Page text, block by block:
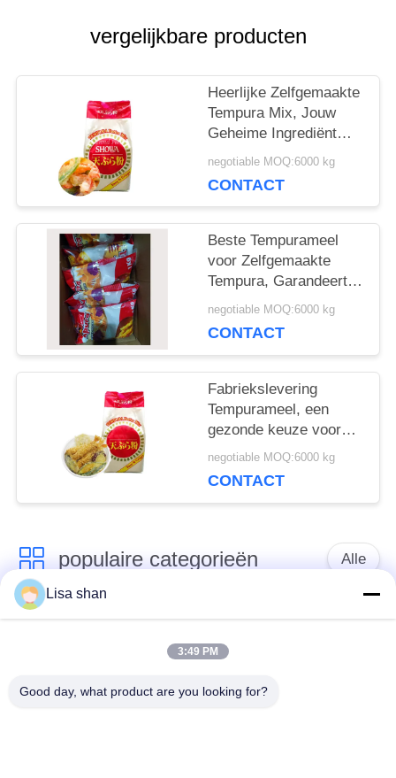
OFFERTE
SITEMAP
PRIVACYBELEID
vergelijkbare producten
​Heerlijke Zelfgemaakte
Tempura Mix, Jouw
Geheime Ingrediënt
voor het Creëren van
Onweerstaanbare
negotiable MOQ:6000 kg
CONTACT
Beste Tempurameel
voor Zelfgemaakte
Tempura, Garandeert
een Knapperige
Perfect Gegaarde
negotiable MOQ:6000 kg
CONTACT
Fabriekslevering
Tempurameel, een
gezonde keuze voor
het creëren van lichte,
gefrituurde gerechten​
negotiable MOQ:6000 kg
CONTACT
populaire categorieën Alle
Japanse
broodcrumbs
Gehele het
Lisa shan
3:49 PM
Good day, what product are you looking for?